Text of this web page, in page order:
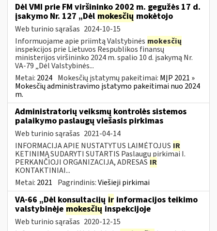
Dėl VMI prie FM viršininko 2002 m. gegužės 17 d.
įsakymo Nr. 127 „Dėl mokesčių mokėtojo
Web turinio sąrašas 2024-10-15
Informuojame apie priimtą Valstybinės mokesčių
inspekcijos prie Lietuvos Respublikos finansų
ministerijos viršininko 2024 m. spalio 10 d. įsakymą Nr.
VA-79 „Dėl Valstybinės...
Metai: 2024 Mokesčių įstatymų pakeitimai: MĮP 2021 »
Mokesčių administravimo įstatymo pakeitimai nuo 2024
m.
Administratorių veiksmų kontrolės sistemos
palaikymo paslaugų viešasis pirkimas
Web turinio sąrašas 2021-04-14
INFORMACIJA APIE NUSTATYTUS LAIMĖTOJUS IR
KETINIMĄ SUDARYTI SUTARTIS Paslaugų pirkimai I.
PERKANČIOJI ORGANIZACIJA, ADRESAS IR
KONTAKTINIAI...
Metai: 2021 Pagrindinis:Viešieji pirkimai
VA-66 „Dėl konsultacijų ir informacijos teikimo
valstybinėje mokesčių inspekcijoje
Web turinio sąrašas 2020-12-15